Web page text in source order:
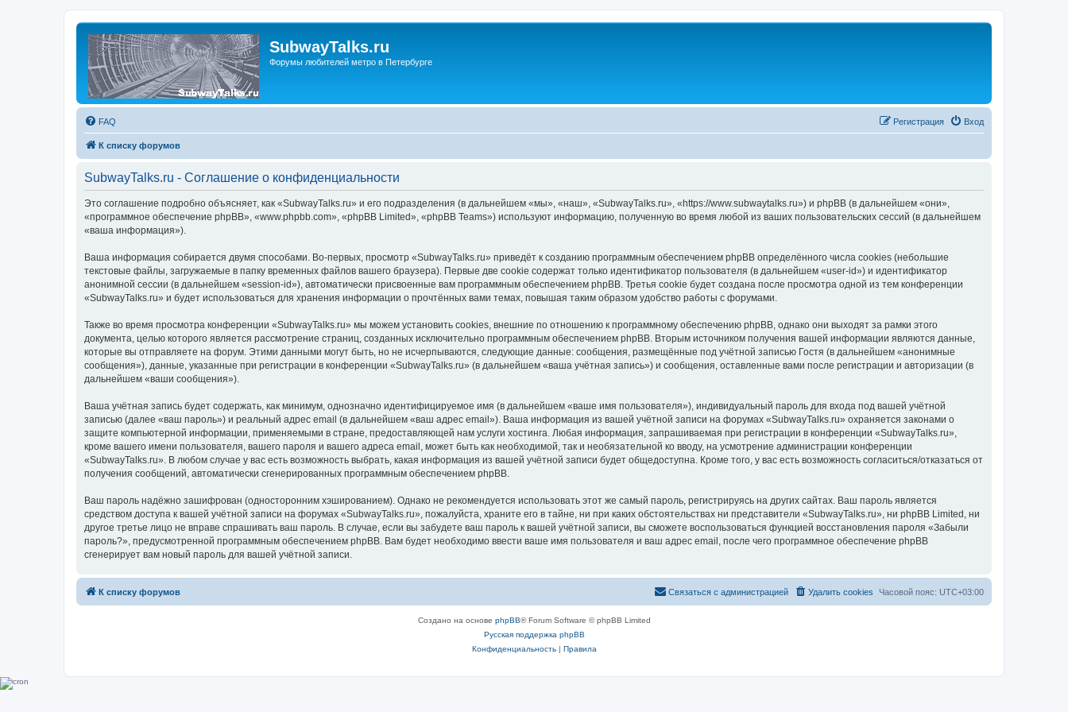
SubwayTalks.ru
Форумы любителей метро в Петербурге
FAQ Вход
Регистрация
К списку форумов
SubwayTalks.ru - Соглашение о конфиденциальности
Это соглашение подробно объясняет, как «SubwayTalks.ru» и его подразделения (в дальнейшем «мы», «наш», «SubwayTalks.ru», «https://www.subwaytalks.ru») и phpBB (в дальнейшем «они»,
«программное обеспечение phpBB», «www.phpbb.com», «phpBB Limited», «phpBB Teams») используют информацию, полученную во время любой из ваших пользовательских сессий (в дальнейшем
«ваша информация»).
Ваша информация собирается двумя способами. Во-первых, просмотр «SubwayTalks.ru» приведёт к созданию программным обеспечением phpBB определённого числа cookies (небольшие
текстовые файлы, загружаемые в папку временных файлов вашего браузера). Первые две cookie содержат только идентификатор пользователя (в дальнейшем «user-id») и идентификатор
анонимной сессии (в дальнейшем «session-id»), автоматически присвоенные вам программным обеспечением phpBB. Третья cookie будет создана после просмотра одной из тем конференции
«SubwayTalks.ru» и будет использоваться для хранения информации о прочтённых вами темах, повышая таким образом удобство работы с форумами.
Также во время просмотра конференции «SubwayTalks.ru» мы можем установить cookies, внешние по отношению к программному обеспечению phpBB, однако они выходят за рамки этого
документа, целью которого является рассмотрение страниц, созданных исключительно программным обеспечением phpBB. Вторым источником получения вашей информации являются данные,
которые вы отправляете на форум. Этими данными могут быть, но не исчерпываются, следующие данные: сообщения, размещённые под учётной записью Гостя (в дальнейшем «анонимные
сообщения»), данные, указанные при регистрации в конференции «SubwayTalks.ru» (в дальнейшем «ваша учётная запись») и сообщения, оставленные вами после регистрации и авторизации (в
дальнейшем «ваши сообщения»).
Ваша учётная запись будет содержать, как минимум, однозначно идентифицируемое имя (в дальнейшем «ваше имя пользователя»), индивидуальный пароль для входа под вашей учётной
записью (далее «ваш пароль») и реальный адрес email (в дальнейшем «ваш адрес email»). Ваша информация из вашей учётной записи на форумах «SubwayTalks.ru» охраняется законами о
защите компьютерной информации, применяемыми в стране, предоставляющей нам услуги хостинга. Любая информация, запрашиваемая при регистрации в конференции «SubwayTalks.ru»,
кроме вашего имени пользователя, вашего пароля и вашего адреса email, может быть как необходимой, так и необязательной ко вводу, на усмотрение администрации конференции
«SubwayTalks.ru». В любом случае у вас есть возможность выбрать, какая информация из вашей учётной записи будет общедоступна. Кроме того, у вас есть возможность согласиться/отказаться от
получения сообщений, автоматически сгенерированных программным обеспечением phpBB.
Ваш пароль надёжно зашифрован (односторонним хэшированием). Однако не рекомендуется использовать этот же самый пароль, регистрируясь на других сайтах. Ваш пароль является
средством доступа к вашей учётной записи на форумах «SubwayTalks.ru», пожалуйста, храните его в тайне, ни при каких обстоятельствах ни представители «SubwayTalks.ru», ни phpBB Limited, ни
другое третье лицо не вправе спрашивать ваш пароль. В случае, если вы забудете ваш пароль к вашей учётной записи, вы сможете воспользоваться функцией восстановления пароля «Забыли
пароль?», предусмотренной программным обеспечением phpBB. Вам будет необходимо ввести ваше имя пользователя и ваш адрес email, после чего программное обеспечение phpBB
сгенерирует вам новый пароль для вашей учётной записи.
К списку форумов Часовой пояс: UTC+03:00
Удалить cookies
Связаться с администрацией
Создано на основе phpBB® Forum Software © phpBB Limited
Русская поддержка phpBB
Конфиденциальность| Правила